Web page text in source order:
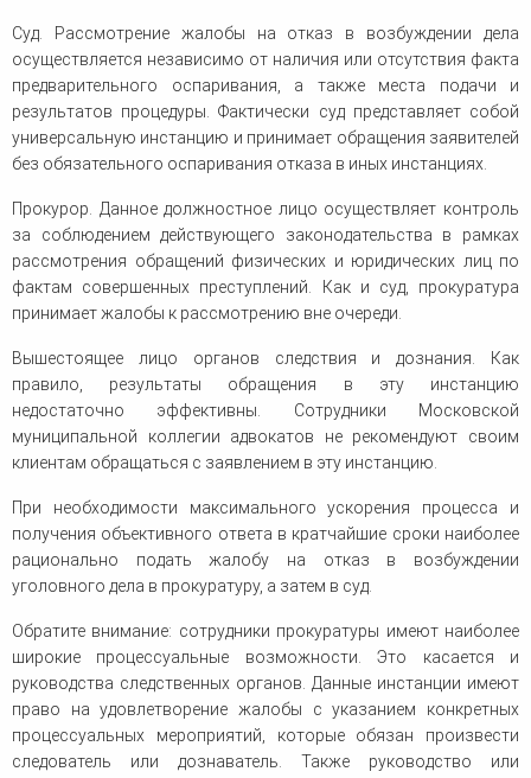
Суд. Рассмотрение жалобы на отказ в возбуждении дела
осуществляется независимо от наличия или отсутствия факта
предварительного оспаривания, а также места подачи и
результатов процедуры. Фактически суд представляет собой
универсальную инстанцию и принимает обращения заявителей
без обязательного оспаривания отказа в иных инстанциях.
Прокурор. Данное должностное лицо осуществляет контроль
за соблюдением действующего законодательства в рамках
рассмотрения обращений физических и юридических лиц по
фактам совершенных преступлений. Как и суд, прокуратура
принимает жалобы к рассмотрению вне очереди.
Вышестоящее лицо органов следствия и дознания. Как
правило, результаты обращения в эту инстанцию
недостаточно эффективны. Сотрудники Московской
муниципальной коллегии адвокатов не рекомендуют своим
клиентам обращаться с заявлением в эту инстанцию.
При необходимости максимального ускорения процесса и
получения объективного ответа в кратчайшие сроки наиболее
рационально подать жалобу на отказ в возбуждении
уголовного дела в прокуратуру, а затем в суд.
Обратите внимание: сотрудники прокуратуры имеют наиболее
широкие процессуальные возможности. Это касается и
руководства следственных органов. Данные инстанции имеют
право на удовлетворение жалобы с указанием конкретных
процессуальных мероприятий, которые обязан произвести
следователь или дознаватель. Также руководство или